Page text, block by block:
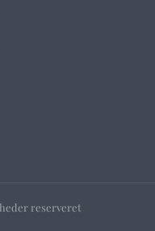
reserveret